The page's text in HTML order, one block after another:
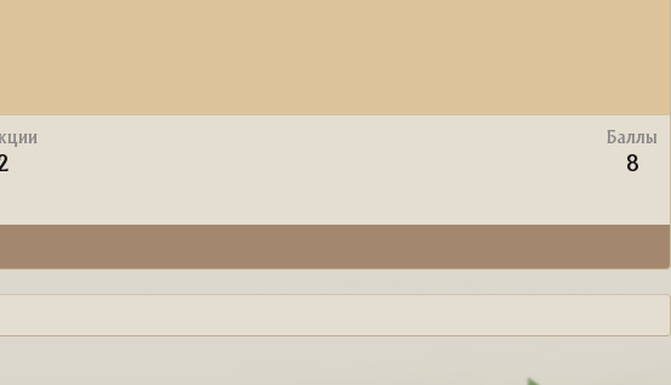
Баллы
8